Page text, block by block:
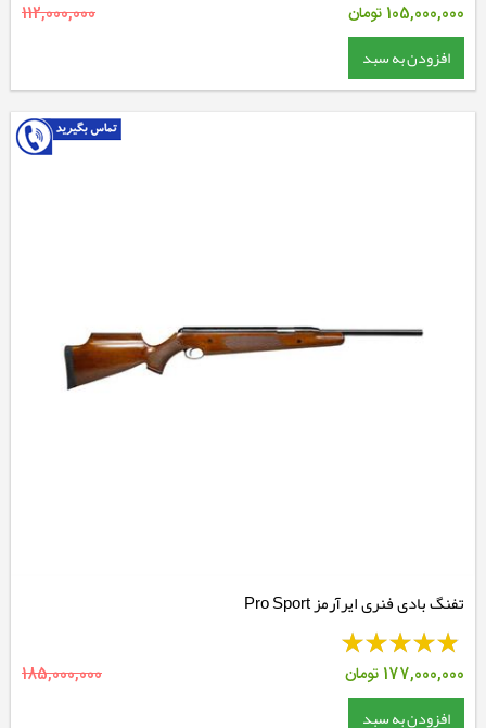
105,000,000 تومان 112,000,000
افزودن به سبد
تفنگ بادی فنری ایرآرمز Pro Sport
177,000,000 تومان 185,000,000
افزودن به سبد